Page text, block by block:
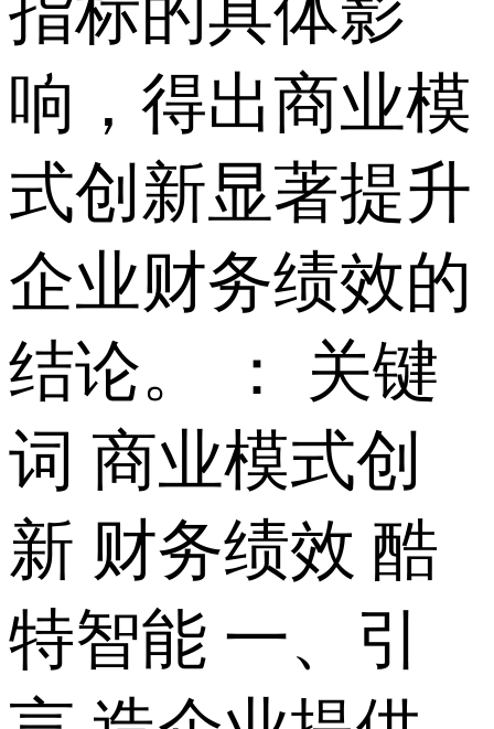
指标的具体影
响，得出商业模
式创新显著提升
企业财务绩效的
结论。 ： 关键
词 商业模式创
新 财务绩效 酷
特智能 一、引